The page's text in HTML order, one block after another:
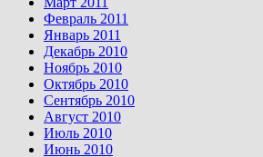
Февраль 2011
Январь 2011
Декабрь 2010
Ноябрь 2010
Октябрь 2010
Сентябрь 2010
Август 2010
Июль 2010
Июнь 2010